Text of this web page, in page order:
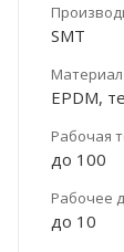
SMT
EPDM,
Рабочая
до 100
Рабочее
до 10